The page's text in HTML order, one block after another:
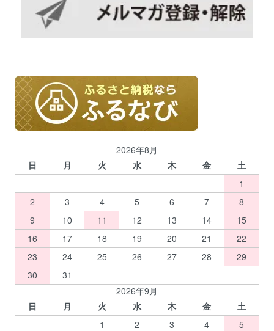
2026年8月
日
月 火 水 木 金
土
1
2
3 4 5 6 7
8
9
10 11 12 13 14
15
16
17 18 19 20 21
22
23
24 25 26 27 28
29
30
31
2026年9月
日
月 火 水 木 金
土
1
2 3 4
5